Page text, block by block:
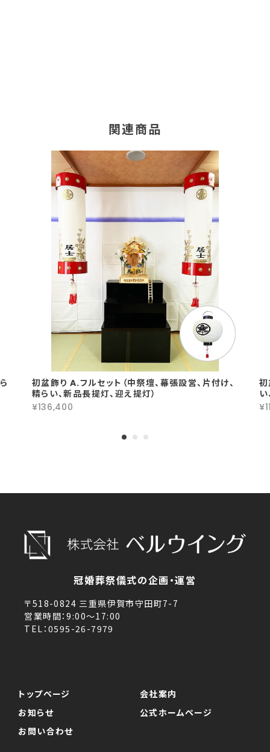
関連商品
初盆飾り A.フルセット（中祭壇、幕張設営、片付け、
精らい、新品長提灯、迎え提灯）
¥136,400
初
冠婚葬祭儀式の企画・運営
〒518-0824 三重県伊賀市守田町7-7
営業時間：9:00～17:00
TEL：0595-26-7979
トップページ
会社案内
お知らせ
公式ホームページ
お問い合わせ